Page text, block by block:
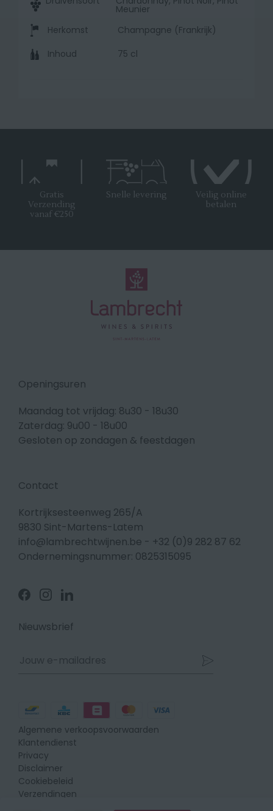
Meunier
Herkomst
Champagne (Frankrijk)
Inhoud
75 cl
Gratis
Verzending
vanaf €250
Snelle levering
Veilig online
betalen
Openingsuren
Maandag tot vrijdag: 8u30 - 18u30
Zaterdag: 9u00 - 18u00
Gesloten op zondagen & feestdagen
Contact
Kortrijksesteenweg 265/A
9830 Sint-Martens-Latem
info@lambrechtwijnen.be - +32 (0)9 282 87 62
Ondernemingsnummer: 0825315095
Volg
ons
Facebook
Volg
ons
Instagram
Volg
ons
Linkedin
Nieuwsbrief
Betaalmethodes
Algemene verkoopsvoorwaarden
Klantendienst
Privacy
Disclaimer
Cookiebeleid
Verzendingen